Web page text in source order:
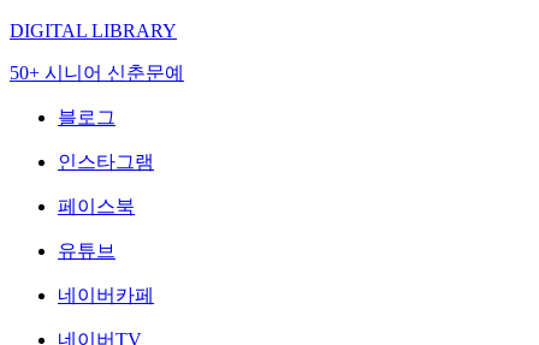
DIGITAL LIBRARY
50+ 시니어 신춘문예
블로그
인스타그램
페이스북
유튜브
네이버카페
네이버TV